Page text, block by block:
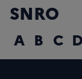
SNRO
A B C D